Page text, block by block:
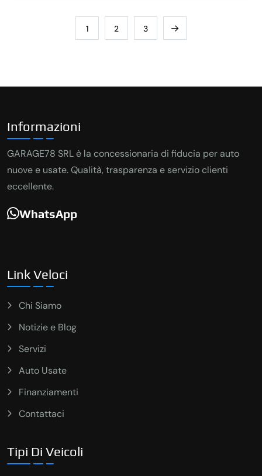
1 2 3
Informazioni
GARAGE78 SRL è la concessionaria di fiducia per auto
nuove e usate. Qualità, trasparenza e servizio clienti
eccellente.
WhatsApp
Link Veloci
Chi Siamo
Notizie e Blog
Servizi
Auto Usate
Finanziamenti
Contattaci
Tipi Di Veicoli